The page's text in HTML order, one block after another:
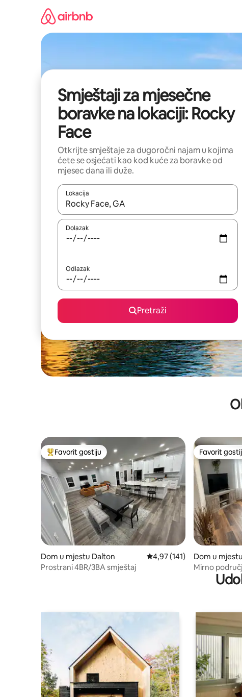
Smještaji za mjesečne
boravke na lokaciji: Rocky
Face
Otkrijte smještaje za dugoročni najam u kojima
ćete se osjećati kao kod kuće za boravke od
mjesec dana ili duže.
Lokacija
Kad rezultati budu dostupni, krećite se gore i dolje
Dolazak
Odlazak
Pretraži
Glavni favorit gostiju
Favorit gostiju
Dom u mjestu Dalton Prosječna ocjena: 4,97 od 5,
4,97 (141)
Prostrani 4BR/3BA smještaj
Favorit
Favorit
Dom u
Mirno
Trade Ctr,